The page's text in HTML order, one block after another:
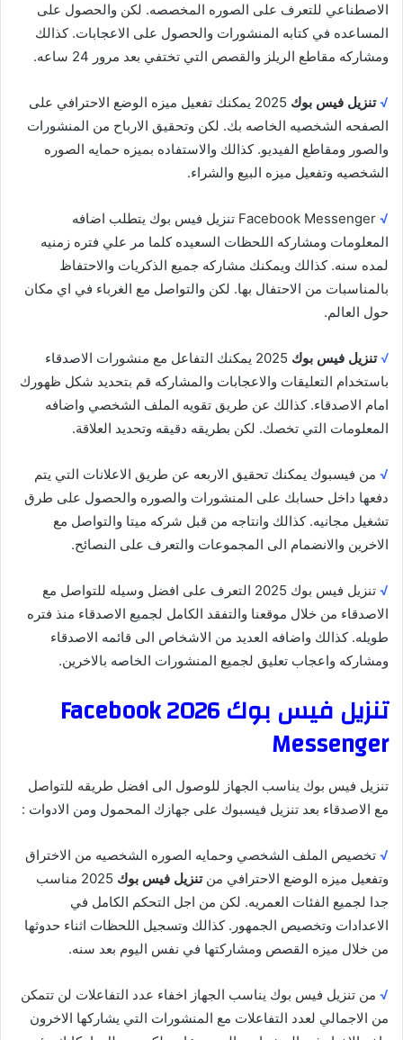
الاصطناعي للتعرف على الصوره المخصصه. لكن والحصول على
المساعده في كتابه المنشورات والحصول على الاعجابات. كذالك
ومشاركه مقاطع الريلز والقصص التي تختفي بعد مرور 24 ساعه.
√ تنزيل فيس بوك
2025 يمكنك تفعيل ميزه الوضع الاحترافي على
الصفحه الشخصيه الخاصه بك. لكن وتحقيق الارباح من المنشورات
والصور ومقاطع الفيديو. كذالك والاستفاده بميزه حمايه الصوره
الشخصيه وتفعيل ميزه البيع والشراء.
√
Facebook Messenger تنزيل فيس بوك يتطلب اضافه
المعلومات ومشاركه اللحظات السعيده كلما مر علي فتره زمنيه
لمده سنه. كذالك ويمكنك مشاركه جميع الذكريات والاحتفاظ
بالمناسبات من الاحتفال بها. لكن والتواصل مع الغرباء في اي مكان
حول العالم.
√ تنزيل فيس بوك
2025 يمكنك التفاعل مع منشورات الاصدقاء
باستخدام التعليقات والاعجابات والمشاركه قم بتحديد شكل ظهورك
امام الاصدقاء. كذالك عن طريق تقويه الملف الشخصي واضافه
المعلومات التي تخصك. لكن بطريقه دقيقه وتحديد العلاقة.
√ من فيسبوك يمكنك تحقيق الاربعه عن طريق الاعلانات التي يتم
دفعها داخل حسابك على المنشورات والصوره والحصول على طرق
تشغيل مجانيه. كذالك وانتاجه من قبل شركه ميتا والتواصل مع
الاخرين والانضمام الى المجموعات والتعرف على النصائح.
√
تنزيل فيس بوك 2025 التعرف على افضل وسيله للتواصل مع
الاصدقاء من خلال موقعنا والتفقد الكامل لجميع الاصدقاء منذ فتره
طويله. كذالك واضافه العديد من الاشخاص الى قائمه الاصدقاء
ومشاركه واعجاب تعليق لجميع المنشورات الخاصه بالاخرين.
تنزيل فيس بوك 2026 Facebook
Messenger
تنزيل فيس بوك يناسب الجهاز للوصول الى افضل طريقه للتواصل
مع الاصدقاء بعد تنزيل فيسبوك على جهازك المحمول ومن الادوات :
√ تخصيص الملف الشخصي وحمايه الصوره الشخصيه من الاختراق
وتفعيل ميزه الوضع الاحترافي منتنزيل فيس بوك
2025 مناسب
جدا لجميع الفئات العمريه. لكن من اجل التحكم الكامل في
الاعدادات وتخصيص الجمهور. كذالك وتسجيل اللحظات اثناء حدوثها
من خلال ميزه القصص ومشاركتها في نفس اليوم بعد سنه.
√ من تنزيل فيس بوك يناسب الجهاز اخفاء عدد التفاعلات لن تتمكن
من الاجمالي لعدد التفاعلات مع المنشورات التي يشاركها الاخرون